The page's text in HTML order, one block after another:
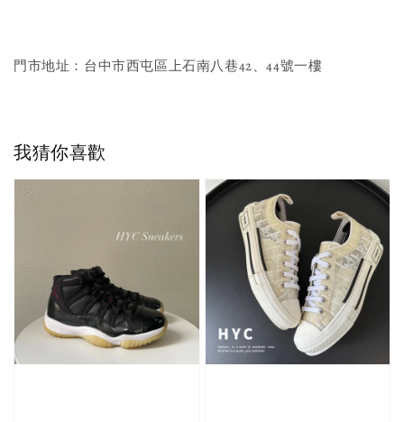
門市地址：台中市西屯區上石南八巷42、44號一樓
我猜你喜歡